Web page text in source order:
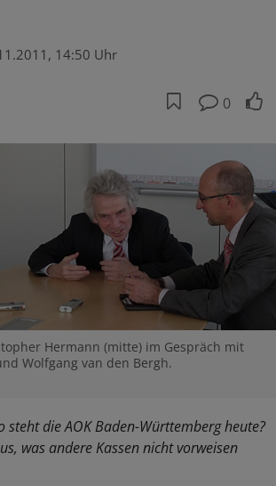
14:50 Uhr
0
Hermann (mitte) im Gespräch mit
Wolfgang van den Bergh.
steht die AOK Baden-Württemberg heute?
was andere Kassen nicht vorweisen